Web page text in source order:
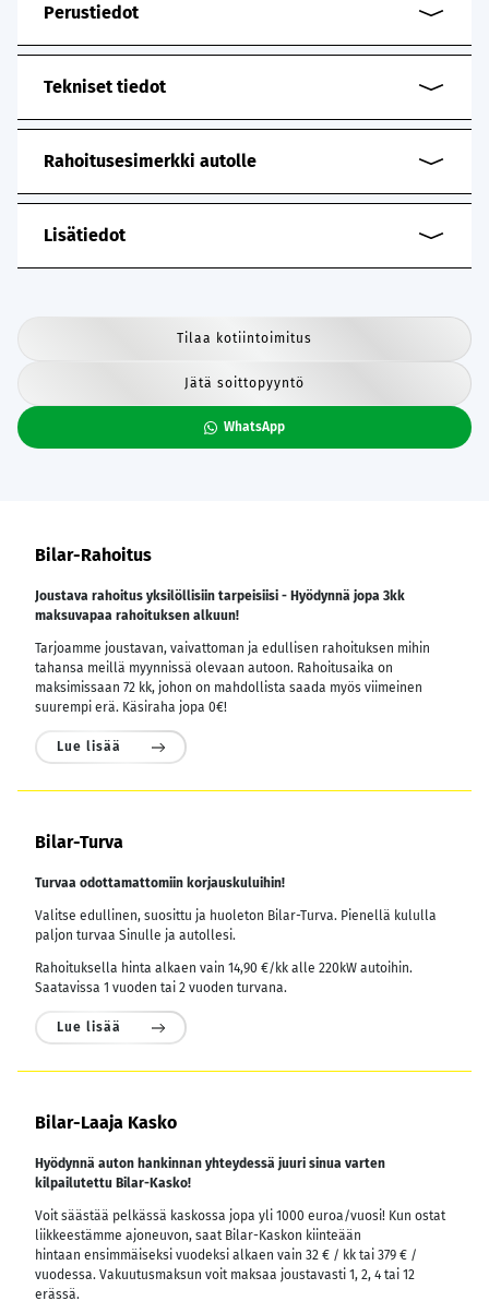
Perustiedot
Tekniset tiedot
Rahoitusesimerkki autolle
Lisätiedot
Tilaa kotiintoimitus
Jätä soittopyyntö
WhatsApp
Bilar-Rahoitus
Joustava rahoitus yksilöllisiin tarpeisiisi - Hyödynnä jopa 3kk
maksuvapaa rahoituksen alkuun!
Tarjoamme joustavan, vaivattoman ja edullisen rahoituksen mihin
tahansa meillä myynnissä olevaan autoon. Rahoitusaika on
maksimissaan 72 kk, johon on mahdollista saada myös viimeinen
suurempi erä. Käsiraha jopa 0€!
Lue lisää
Bilar-Turva
Turvaa odottamattomiin korjauskuluihin!
Valitse edullinen, suosittu ja huoleton Bilar-Turva. Pienellä kululla
paljon turvaa Sinulle ja autollesi.
Rahoituksella hinta alkaen vain 14,90 €/kk alle 220kW autoihin.
Saatavissa 1 vuoden tai 2 vuoden turvana.
Lue lisää
Bilar-Laaja Kasko
Hyödynnä auton hankinnan yhteydessä juuri sinua varten
kilpailutettu Bilar-Kasko!
Voit säästää pelkässä kaskossa jopa yli 1000 euroa/vuosi! Kun ostat
liikkeestämme ajoneuvon, saat Bilar-Kaskon kiinteään
hintaan ensimmäiseksi vuodeksi alkaen vain 32 € / kk tai 379 € /
vuodessa. Vakuutusmaksun voit maksaa joustavasti 1, 2, 4 tai 12
erässä.